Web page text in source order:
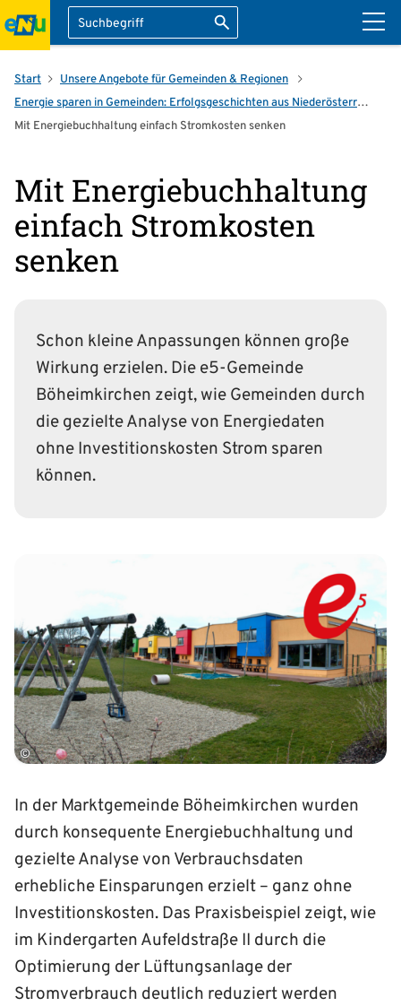
Suche Suche starten
überspringen
Start
Unsere Angebote für Gemeinden & Regionen
Energie sparen in Gemeinden: Erfolgsgeschichten aus Niederösterreich
Mit Energiebuchhaltung einfach Stromkosten senken
Mit Energiebuchhaltung
einfach Stromkosten
senken
Schon kleine Anpassungen können große
Wirkung erzielen. Die e5-Gemeinde
Böheimkirchen zeigt, wie Gemeinden durch
die gezielte Analyse von Energiedaten
ohne Investitionskosten Strom sparen
können.
©
In der Marktgemeinde Böheimkirchen wurden
durch konsequente Energiebuchhaltung und
gezielte Analyse von Verbrauchsdaten
erhebliche Einsparungen erzielt – ganz ohne
Investitionskosten. Das Praxisbeispiel zeigt, wie
im Kindergarten Aufeldstraße II durch die
Optimierung der Lüftungsanlage der
Stromverbrauch deutlich reduziert werden